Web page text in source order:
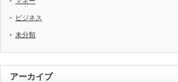
ビジネス
未分類
アーカイブ